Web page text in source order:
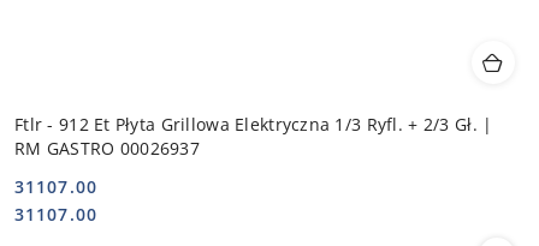
Ftlr - 912 Et Płyta Grillowa Elektryczna 1/3 Ryfl. + 2/3 Gł. |
RM GASTRO 00026937
Cena:
31107.00
Cena:
31107.00